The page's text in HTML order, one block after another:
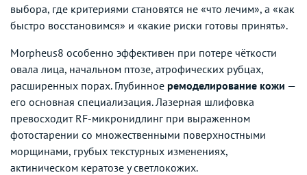
выбора, где критериями становятся не «что лечим», а «как
быстро восстановимся» и «какие риски готовы принять».
Morpheus8 особенно эффективен при потере чёткости
овала лица, начальном птозе, атрофических рубцах,
расширенных порах. Глубинное ремоделирование кожи —
его основная специализация. Лазерная шлифовка
превосходит RF-микронидлинг при выраженном
фотостарении со множественными поверхностными
морщинами, грубых текстурных изменениях,
актиническом кератозе у светлокожих.